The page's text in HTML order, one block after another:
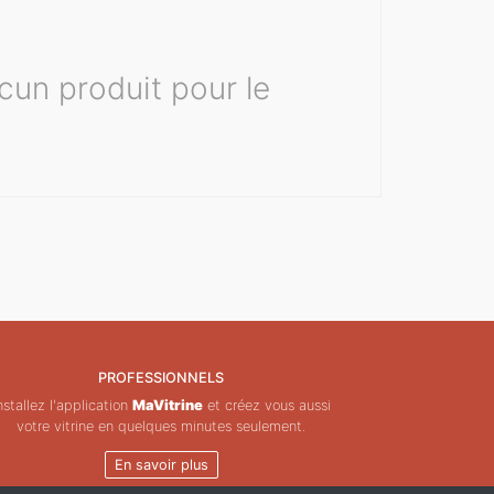
produit pour le
PROFESSIONNELS
l'application MaVitrineet créez vous aussi
votre vitrine en quelques minutes seulement.
En savoir plus